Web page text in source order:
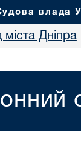
влада
Дніпра